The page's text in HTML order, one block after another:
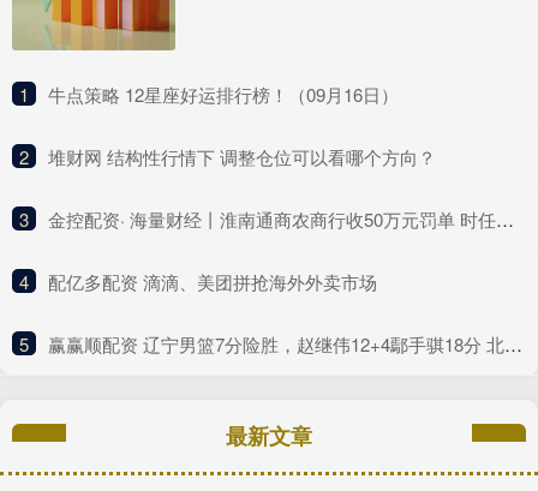
1 ​牛点策略 12星座好运排行榜！（09月16日）
2 ​堆财网 结构性行情下 调整仓位可以看哪个方向？
3 ​金控配资· 海量财经丨淮南通商农商行收50万元罚单 时任副行长、房地产信贷部总经理同时被警告
4 ​配亿多配资 滴滴、美团拼抢海外外卖市场
5 ​赢赢顺配资 辽宁男篮7分险胜，赵继伟12+4鄢手骐18分 北控新后场双枪合砍41分
最新文章